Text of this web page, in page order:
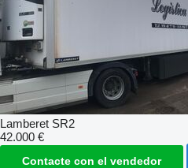
Lamberet SR2
42.000 €
Contacte con el vendedor